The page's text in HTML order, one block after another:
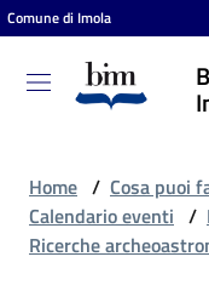
Vai al contenuto
Vai alla navigazione
Vai al footer
Comune di Imola
Biblioteca
comunale
Home / Cosa puoi
Calendario eventi /
Ricerche